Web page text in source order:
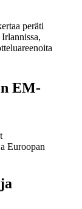
peräti
EM-
Euroopan